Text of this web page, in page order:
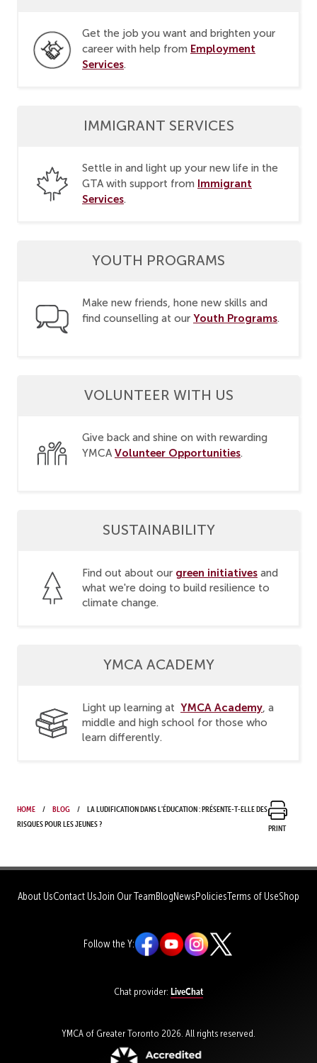
Get the job you want and brighten your
career with help from Employment
Services.
IMMIGRANT SERVICES
Settle in and light up your new life in the
GTA with support from Immigrant
Services.
YOUTH PROGRAMS
Make new friends, hone new skills and
find counselling at our Youth Programs.
VOLUNTEER WITH US
Give back and shine on with rewarding
YMCA Volunteer Opportunities.
SUSTAINABILITY
Find out about our green initiatives and
what we're doing to build resilience to
climate change.
YMCA ACADEMY
Light up learning at YMCA Academy , a
middle and high school for those who
learn differently.
Home Blog
La ludification dans l'éducation : Présente-t-elle des
risques pour les jeunes ?
Print
About UsContact UsJoin Our TeamBlogNewsPoliciesTerms of UseShop
Follow the Y:
Chat provider: LiveChat
YMCA of Greater Toronto 2026. All rights reserved.